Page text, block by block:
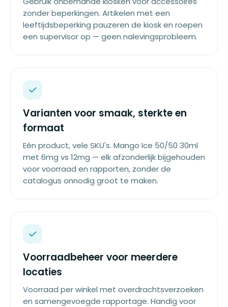
zonder beperkingen. Artikelen met een
leeftijdsbeperking pauzeren de kiosk en roepen
een supervisor op — geen nalevingsprobleem.
Varianten voor smaak, sterkte en
formaat
Eén product, vele SKU's. Mango Ice 50/50 30ml
met 6mg vs 12mg — elk afzonderlijk bijgehouden
voor voorraad en rapporten, zonder de
catalogus onnodig groot te maken.
Voorraadbeheer voor meerdere
locaties
Voorraad per winkel met overdrachtsverzoeken
en samengevoegde rapportage. Handig voor